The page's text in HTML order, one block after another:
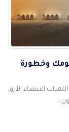
نومك وخطورة
البيضاء الأرق